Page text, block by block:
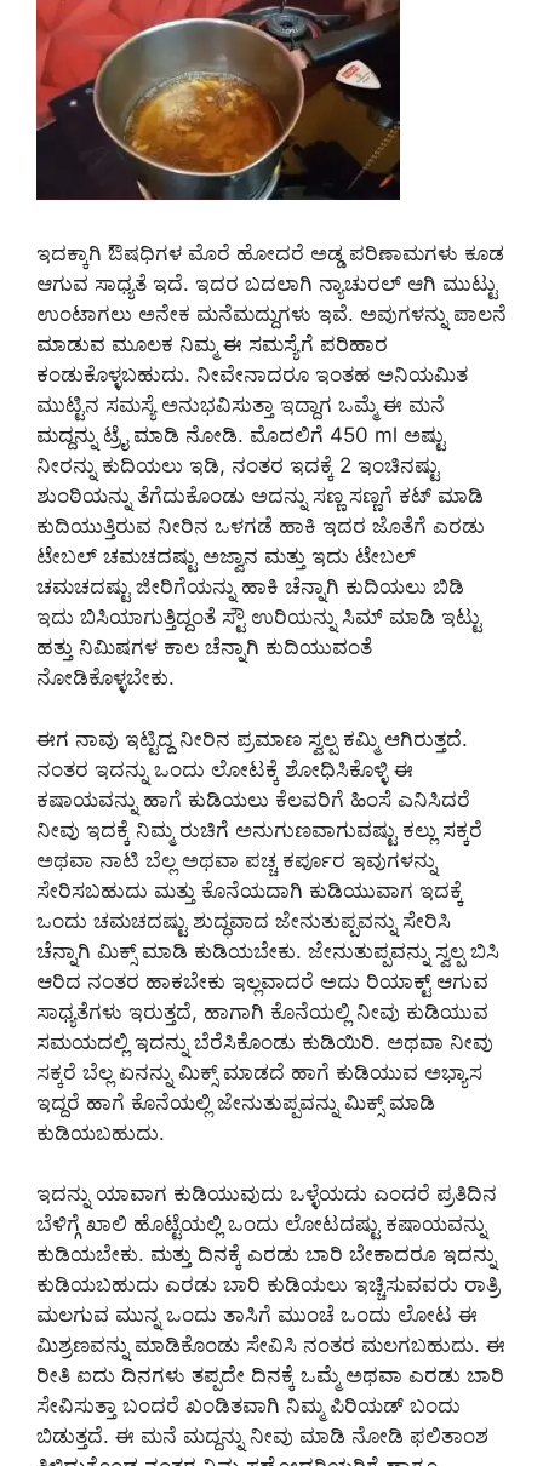
ಇದಕ್ಕಾಗಿ ಔಷಧಿಗಳ ಮೊರೆ ಹೋದರೆ ಅಡ್ಡ ಪರಿಣಾಮಗಳು ಕೂಡ
ಆಗುವ ಸಾಧ್ಯತೆ ಇದೆ. ಇದರ ಬದಲಾಗಿ ನ್ಯಾಚುರಲ್ ಆಗಿ ಮುಟ್ಟು
ಉಂಟಾಗಲು ಅನೇಕ ಮನೆಮದ್ದುಗಳು ಇವೆ. ಅವುಗಳನ್ನು ಪಾಲನೆ
ಮಾಡುವ ಮೂಲಕ ನಿಮ್ಮ ಈ ಸಮಸ್ಯೆಗೆ ಪರಿಹಾರ
ಕಂಡುಕೊಳ್ಳಬಹುದು. ನೀವೇನಾದರೂ ಇಂತಹ ಅನಿಯಮಿತ
ಮುಟ್ಟಿನ ಸಮಸ್ಯೆ ಅನುಭವಿಸುತ್ತಾ ಇದ್ದಾಗ ಒಮ್ಮೆ ಈ ಮನೆ
ಮದ್ದನ್ನು ಟ್ರೈ ಮಾಡಿ ನೋಡಿ. ಮೊದಲಿಗೆ 450 ml ಅಷ್ಟು
ನೀರನ್ನು ಕುದಿಯಲು ಇಡಿ, ನಂತರ ಇದಕ್ಕೆ 2 ಇಂಚಿನಷ್ಟು
ಶುಂಠಿಯನ್ನು ತೆಗೆದುಕೊಂಡು ಅದನ್ನು ಸಣ್ಣ ಸಣ್ಣಗೆ ಕಟ್ ಮಾಡಿ
ಕುದಿಯುತ್ತಿರುವ ನೀರಿನ ಒಳಗಡೆ ಹಾಕಿ ಇದರ ಜೊತೆಗೆ ಎರಡು
ಟೇಬಲ್ ಚಮಚದಷ್ಟು ಅಜ್ವಾನ ಮತ್ತು ಇದು ಟೇಬಲ್
ಚಮಚದಷ್ಟು ಜೀರಿಗೆಯನ್ನು ಹಾಕಿ ಚೆನ್ನಾಗಿ ಕುದಿಯಲು ಬಿಡಿ
ಇದು ಬಿಸಿಯಾಗುತ್ತಿದ್ದಂತೆ ಸ್ಟೌ ಉರಿಯನ್ನು ಸಿಮ್ ಮಾಡಿ ಇಟ್ಟು
ಹತ್ತು ನಿಮಿಷಗಳ ಕಾಲ ಚೆನ್ನಾಗಿ ಕುದಿಯುವಂತೆ
ನೋಡಿಕೊಳ್ಳಬೇಕು.
ಈಗ ನಾವು ಇಟ್ಟಿದ್ದ ನೀರಿನ ಪ್ರಮಾಣ ಸ್ವಲ್ಪ ಕಮ್ಮಿ ಆಗಿರುತ್ತದೆ.
ನಂತರ ಇದನ್ನು ಒಂದು ಲೋಟಕ್ಕೆ ಶೋಧಿಸಿಕೊಳ್ಳಿ ಈ
ಕಷಾಯವನ್ನು ಹಾಗೆ ಕುಡಿಯಲು ಕೆಲವರಿಗೆ ಹಿಂಸೆ ಎನಿಸಿದರೆ
ನೀವು ಇದಕ್ಕೆ ನಿಮ್ಮ ರುಚಿಗೆ ಅನುಗುಣವಾಗುವಷ್ಟು ಕಲ್ಲು ಸಕ್ಕರೆ
ಅಥವಾ ನಾಟಿ ಬೆಲ್ಲ ಅಥವಾ ಪಚ್ಚ ಕರ್ಪೂರ ಇವುಗಳನ್ನು
ಸೇರಿಸಬಹುದು ಮತ್ತು ಕೊನೆಯದಾಗಿ ಕುಡಿಯುವಾಗ ಇದಕ್ಕೆ
ಒಂದು ಚಮಚದಷ್ಟು ಶುದ್ಧವಾದ ಜೇನುತುಪ್ಪವನ್ನು ಸೇರಿಸಿ
ಚೆನ್ನಾಗಿ ಮಿಕ್ಸ್ ಮಾಡಿ ಕುಡಿಯಬೇಕು. ಜೇನುತುಪ್ಪವನ್ನು ಸ್ವಲ್ಪ ಬಿಸಿ
ಆರಿದ ನಂತರ ಹಾಕಬೇಕು ಇಲ್ಲವಾದರೆ ಅದು ರಿಯಾಕ್ಟ್ ಆಗುವ
ಸಾಧ್ಯತೆಗಳು ಇರುತ್ತದೆ, ಹಾಗಾಗಿ ಕೊನೆಯಲ್ಲಿ ನೀವು ಕುಡಿಯುವ
ಸಮಯದಲ್ಲಿ ಇದನ್ನು ಬೆರೆಸಿಕೊಂಡು ಕುಡಿಯಿರಿ. ಅಥವಾ ನೀವು
ಸಕ್ಕರೆ ಬೆಲ್ಲ ಏನನ್ನು ಮಿಕ್ಸ್ ಮಾಡದೆ ಹಾಗೆ ಕುಡಿಯುವ ಅಭ್ಯಾಸ
ಇದ್ದರೆ ಹಾಗೆ ಕೊನೆಯಲ್ಲಿ ಜೇನುತುಪ್ಪವನ್ನು ಮಿಕ್ಸ್ ಮಾಡಿ
ಕುಡಿಯಬಹುದು.
ಇದನ್ನು ಯಾವಾಗ ಕುಡಿಯುವುದು ಒಳ್ಳೆಯದು ಎಂದರೆ ಪ್ರತಿದಿನ
ಬೆಳಿಗ್ಗೆ ಖಾಲಿ ಹೊಟ್ಟೆಯಲ್ಲಿ ಒಂದು ಲೋಟದಷ್ಟು ಕಷಾಯವನ್ನು
ಕುಡಿಯಬೇಕು. ಮತ್ತು ದಿನಕ್ಕೆ ಎರಡು ಬಾರಿ ಬೇಕಾದರೂ ಇದನ್ನು
ಕುಡಿಯಬಹುದು ಎರಡು ಬಾರಿ ಕುಡಿಯಲು ಇಚ್ಚಿಸುವವರು ರಾತ್ರಿ
ಮಲಗುವ ಮುನ್ನ ಒಂದು ತಾಸಿಗೆ ಮುಂಚೆ ಒಂದು ಲೋಟ ಈ
ಮಿಶ್ರಣವನ್ನು ಮಾಡಿಕೊಂಡು ಸೇವಿಸಿ ನಂತರ ಮಲಗಬಹುದು. ಈ
ರೀತಿ ಐದು ದಿನಗಳು ತಪ್ಪದೇ ದಿನಕ್ಕೆ ಒಮ್ಮೆ ಅಥವಾ ಎರಡು ಬಾರಿ
ಸೇವಿಸುತ್ತಾ ಬಂದರೆ ಖಂಡಿತವಾಗಿ ನಿಮ್ಮ ಪಿರಿಯಡ್ ಬಂದು
ಬಿಡುತ್ತದೆ. ಈ ಮನೆ ಮದ್ದನ್ನು ನೀವು ಮಾಡಿ ನೋಡಿ ಫಲಿತಾಂಶ